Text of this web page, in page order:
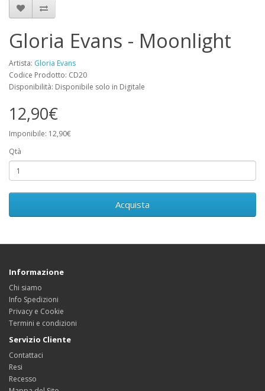
Gloria Evans - Moonlight
Artista: Gloria Evans
Codice Prodotto: CD20
Disponibilità: Disponibile solo in Digitale
12,90€
Imponibile: 12,90€
Qtà
Acquista
Informazione
Chi siamo
Info Spedizioni
Privacy e Cookie
Termini e condizioni
Servizio Cliente
Contattaci
Resi
Recesso